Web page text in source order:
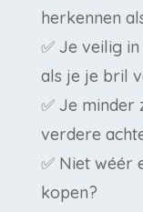
herkennen
✅ Je veilig
als je je bril
✅ Je
verdere
✅ Niet wéér
kopen?